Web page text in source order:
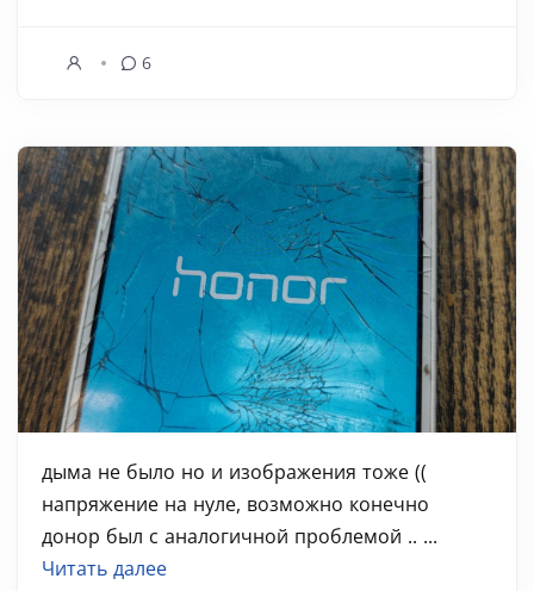
6
дыма не было но и изображения тоже ((
напряжение на нуле, возможно конечно
донор был с аналогичной проблемой .. ...
Читать далее